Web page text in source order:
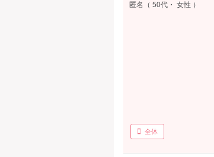
匿名（ 50代・ 女性 ）
全体